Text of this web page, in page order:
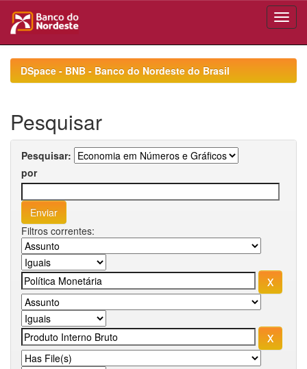
navigationDSpace - BNB - Banco do Nordeste do Brasil
Pesquisar
Pesquisar:
por
Filtros correntes: